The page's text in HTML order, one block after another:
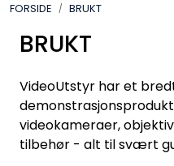
FORSIDE BRUKT
BRUKT
VideoUtstyr har et
videokameraer,
tilbehør - alt til svært
LYD
TILBEHØR
VAREMERKER